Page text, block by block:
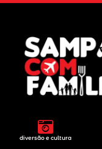
diversão e cultura